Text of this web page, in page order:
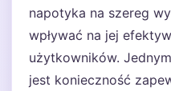
napotyka na szereg
wpływać na jej
użytkowników.
jest konieczność